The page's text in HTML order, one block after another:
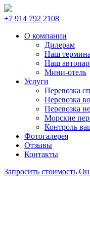
+7 914 792 2108
О компании
Дилерам
Наш
Наш
Мини-отель
Услуги
Перевозка
Перевозка
Перевозка
Морские
Контроль
Фотогалерея
Отзывы
Контакты
Запросить стоимость